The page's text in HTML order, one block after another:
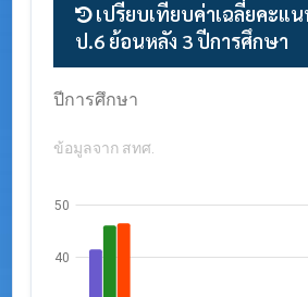
เปรียบเทียบค่าเฉลี่ยคะแน
ป.6 ย้อนหลัง 3 ปีการศึกษา
ปีการศึกษา
ข้อมูลจาก สทศ.
40
50